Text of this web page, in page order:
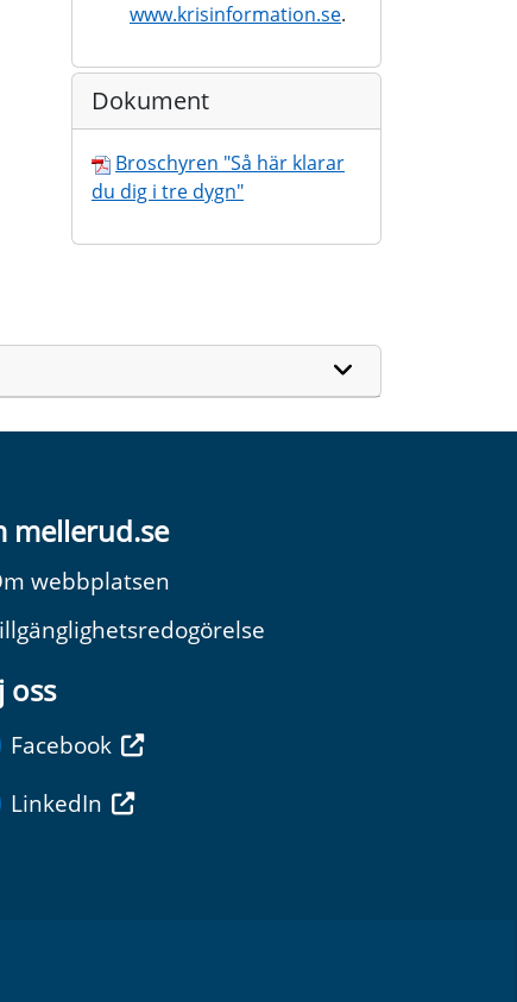
www.krisinformation.se.
Dokument
Broschyren "Så här klarar
du dig i tre dygn"
mellerud.se
webbplatsen
oss
Facebook
LinkedIn